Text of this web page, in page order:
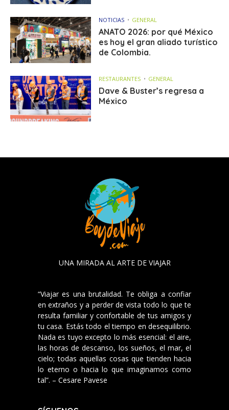
NOTICIAS GENERAL
ANATO 2026: por qué México
es hoy el gran aliado turístico
de Colombia.
RESTAURANTES GENERAL
Dave & Buster’s regresa a
México
UNA MIRADA AL ARTE DE VIAJAR
“Viajar es una brutalidad. Te obliga a confiar
en extraños y a perder de vista todo lo que te
resulta familiar y confortable de tus amigos y
tu casa. Estás todo el tiempo en desequilibrio.
Nada es tuyo excepto lo más esencial: el aire,
las horas de descanso, los sueños, el mar, el
cielo; todas aquellas cosas que tienden hacia
lo eterno o hacia lo que imaginamos como
tal”. – Cesare Pavese